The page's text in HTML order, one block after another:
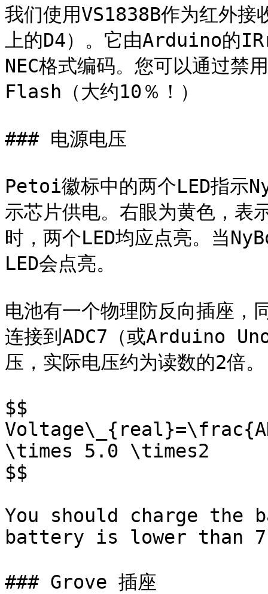
我们使用VS1838B作为红外
上的D4）。它由Arduino的
NEC格式编码。您可以通过
Flash（大约10％！）
### 电源电压
Petoi徽标中的两个LED指示
示芯片供电。右眼为黄色，表
时，两个LED均应点亮。当
LED会点亮。
电池有一个物理防反向插座，
连接到ADC7（或Arduino
压，实际电压约为读数的2倍。
$$
\times 5.0 \times2
$$
You should charge the
battery is lower than
### Grove 插座